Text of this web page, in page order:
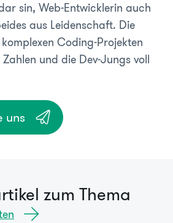
sin, Web-Entwicklerin auch
aus Leidenschaft. Die
Coding-Projekten
und die Dev-Jungs voll
uns
zum Thema